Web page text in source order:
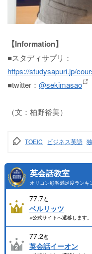
【Information】
■スタディサプリ：
https://studysapuri.jp/
■twitter： @sekimasao
（文：柏野裕美）
TOEIC ビジネス英語
英会話教室
オリコン顧客満足度ランキ
77.7点
ベルリッツ
※公式サイトへ遷移します。
77.2点
英会話イーオン